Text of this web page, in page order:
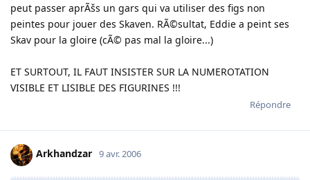
peut passer aprÃšs un gars qui va utiliser des figs non
peintes pour jouer des Skaven. RÃ©sultat, Eddie a peint ses
Skav pour la gloire (cÃ© pas mal la gloire...)
ET SURTOUT, IL FAUT INSISTER SUR LA NUMEROTATION
VISIBLE ET LISIBLE DES FIGURINES !!!
Répondre
Arkhandzar 9 avr. 2006